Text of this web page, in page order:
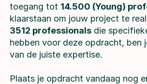
toegang tot 14.500 (Young)
3512 professionals die
hebben voor deze opdracht, ben
van de juiste expertise.
Plaats je opdracht vandaag nog